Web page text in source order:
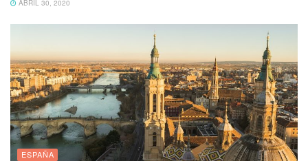
ABRIL 30, 2020
ESPAÑA